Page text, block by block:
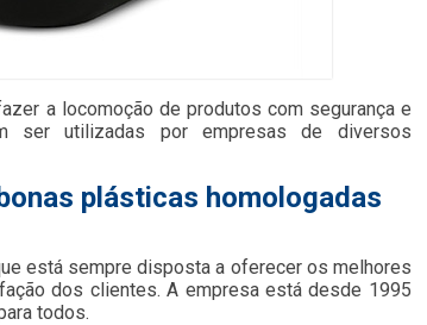
a locomoção de produtos com segurança e
ser utilizadas por empresas de diversos
plásticas homologadas
está sempre disposta a oferecer os melhores
dos clientes. A empresa está desde 1995
todos.